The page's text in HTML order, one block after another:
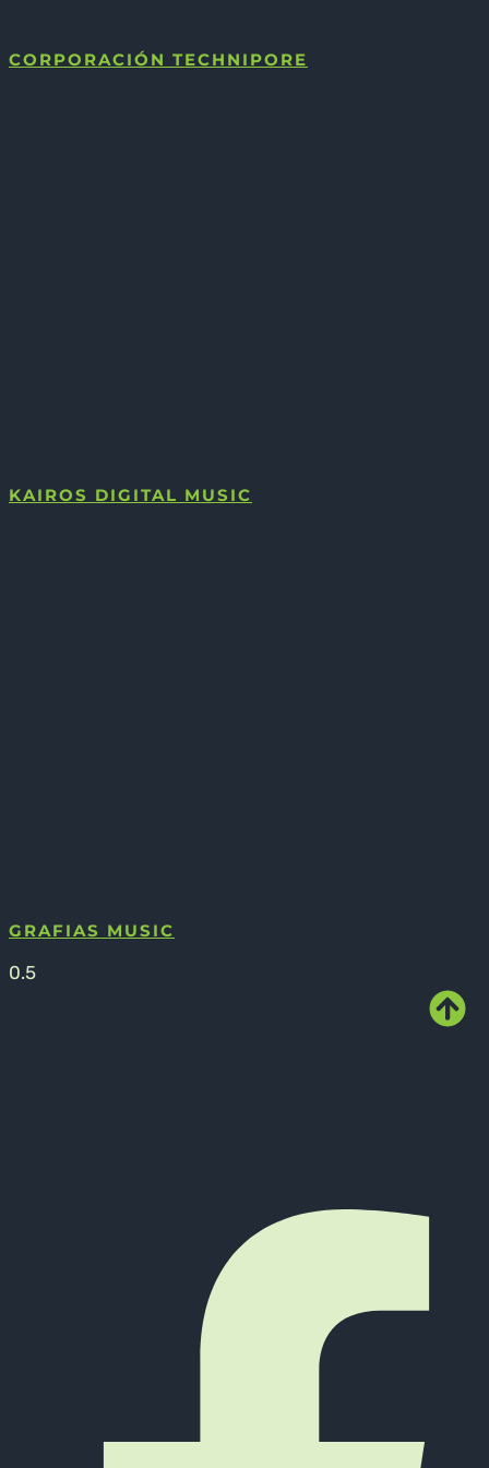
CORPORACIÓN TECHNIPORE
KAIROS DIGITAL MUSIC
GRAFIAS MUSIC